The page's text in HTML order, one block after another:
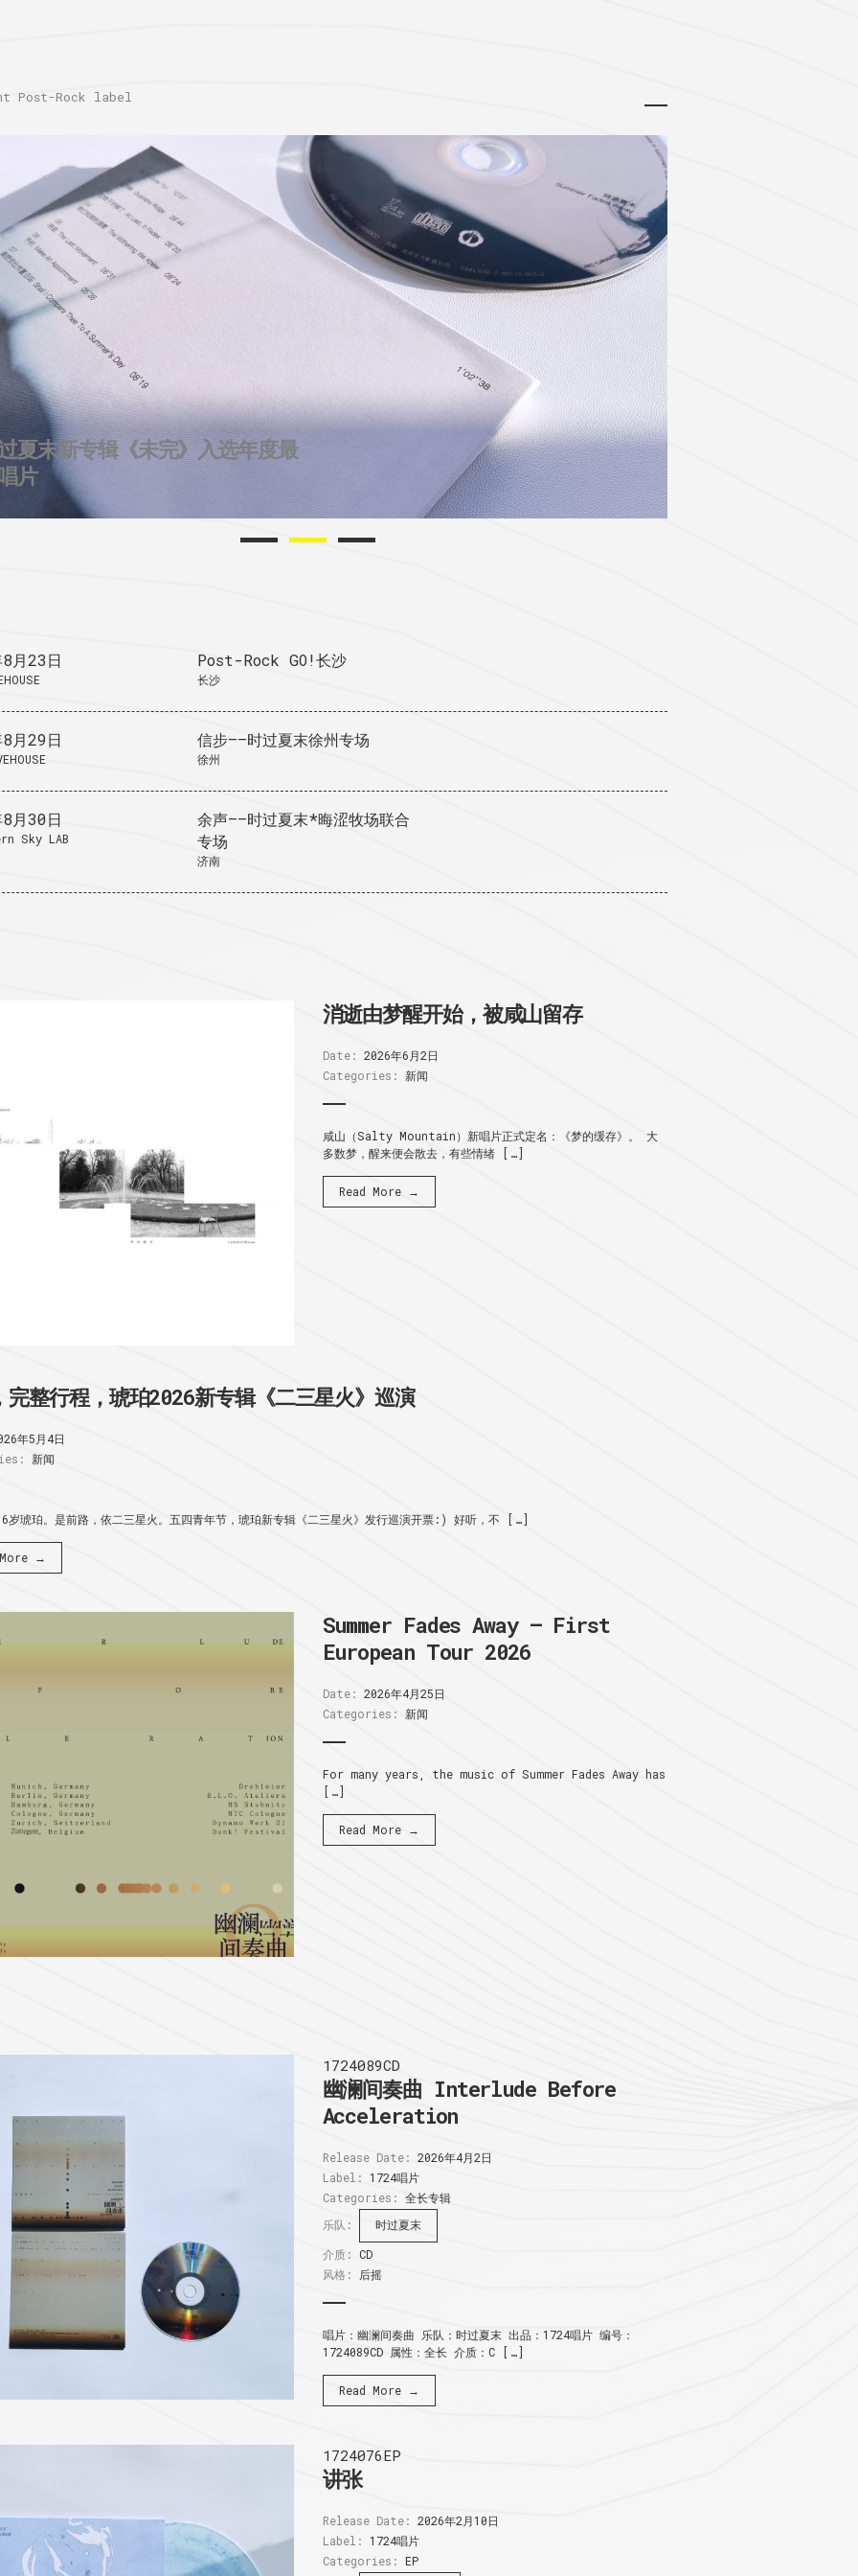
Post-Rock label
唱片的2025
夏末新专辑《未完》入选年度最
片
城市后摇群
月23日 Post-Rock GO!长沙
长沙
月29日 信步——时过夏末徐州专场
徐州
月30日
Sky LAB
余声——时过夏末*晦涩牧场联合
专场
济南
消逝由梦醒开始，被咸山留存
Date: 2026年6月2日
Categories:
新闻
咸山（Salty Mountain）新唱片正式定名：《梦的缓存》。 大
多数梦，醒来便会散去，有些情绪 […]
Read More →
完整行程，琥珀2026新专辑《二三星火》巡演
年5月4日
新闻
岁琥珀。是前路，依二三星火。五四青年节，琥珀新专辑《二三星火》发行巡演开票:) 好听，不 […]
→
Summer Fades Away – First
European Tour 2026
Date: 2026年4月25日
Categories:
新闻
For many years, the music of Summer Fades Away has
[…]
Read More →
1724089CD
幽澜间奏曲 Interlude Before
Acceleration
Release Date: 2026年4月2日
Label: 1724唱片
Categories: 全长专辑
乐队:
时过夏末
介质: CD
风格:
后摇
唱片：幽澜间奏曲 乐队：时过夏末 出品：1724唱片 编号：
1724089CD 属性：全长 介质：C […]
Read More →
1724076EP
讲张
Release Date: 2026年2月10日
Label: 1724唱片
Categories: EP